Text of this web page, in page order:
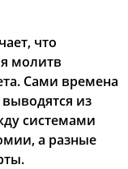
что
молитв
Сами времена
из
системами
а разные